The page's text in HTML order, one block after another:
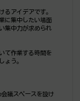
るアイデアです。
に集中したい場面
集中力が求められ
て作業する時間を
ょう。
議スペースを設け